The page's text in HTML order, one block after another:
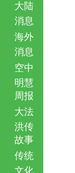
大陆
消息
海外
消息
空中
明慧
周报
大法
洪传
故事
传统
文化